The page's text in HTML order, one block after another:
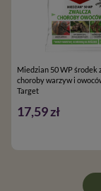
Miedzian 50 WP środek
choroby warzyw i
Target
17,59 zł